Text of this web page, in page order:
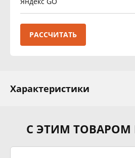
РАССЧИТАТЬ
Характеристики
С ЭТИМ